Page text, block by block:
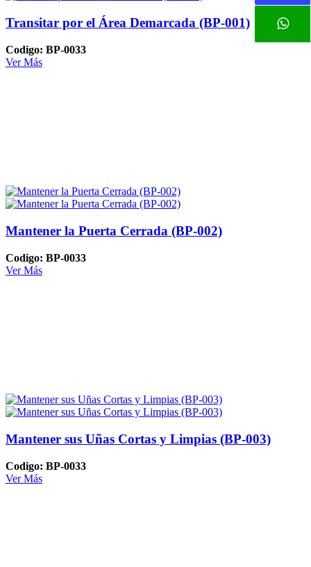
Transitar por el Área Demarcada (BP-001)
Codigo: BP-0033
Ver Más
Mantener la Puerta Cerrada (BP-002)
Codigo: BP-0033
Ver Más
Mantener sus Uñas Cortas y Limpias (BP-003)
Codigo: BP-0033
Ver Más